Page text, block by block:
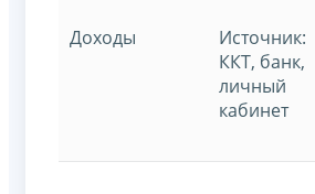
Доходы
Источник:
ККТ, банк,
личный
кабинет